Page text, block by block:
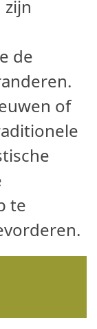
de
of
te